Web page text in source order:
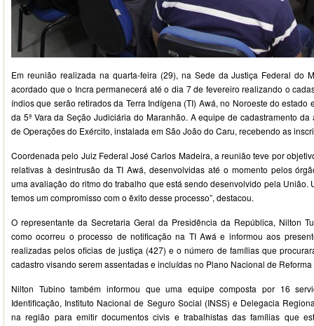
Em reunião realizada na quarta-feira (29), na Sede da Justiça Federal do
acordado que o Incra permanecerá até o dia 7 de fevereiro realizando o
índios que serão retirados da Terra Indígena (TI) Awá, no Noroeste do estado
da 5ª Vara da Seção Judiciária do Maranhão. A equipe de cadastramento
de Operações do Exército, instalada em São João do Caru, recebendo as
Coordenada pelo Juiz Federal José Carlos Madeira, a reunião teve por
relativas à desintrusão da TI Awá, desenvolvidas até o momento pelos
uma avaliação do ritmo do trabalho que está sendo desenvolvido pela União.
temos um compromisso com o êxito desse processo”, destacou.
O representante da Secretaria Geral da Presidência da República, Nilton
como ocorreu o processo de notificação na TI Awá e informou aos
realizadas pelos oficias de justiça (427) e o número de famílias que
cadastro visando serem assentadas e incluídas no Plano Nacional de
Nilton Tubino também informou que uma equipe composta por 16
Identificação, Instituto Nacional de Seguro Social (INSS) e Delegacia
na região para emitir documentos civis e trabalhistas das famílias que